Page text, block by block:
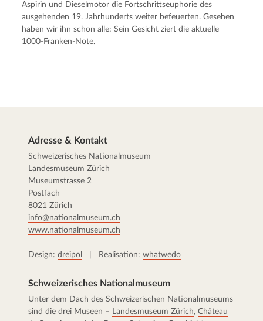
Aspirin und Dieselmotor die Fortschrittseuphorie des
ausgehenden 19. Jahrhunderts weiter befeuerten. Gesehen
haben wir ihn schon alle: Sein Gesicht ziert die aktuelle
1000-Franken-Note.
Adresse & Kontakt
Schweizerisches Nationalmuseum
Landesmuseum Zürich
Museumstrasse 2
Postfach
8021 Zürich
info@nationalmuseum.ch
www.nationalmuseum.ch
Design: dreipol | Realisation: whatwedo
Schweizerisches Nationalmuseum
Unter dem Dach des Schweizerischen Nationalmuseums
sind die drei Museen – Landesmuseum Zürich, Château